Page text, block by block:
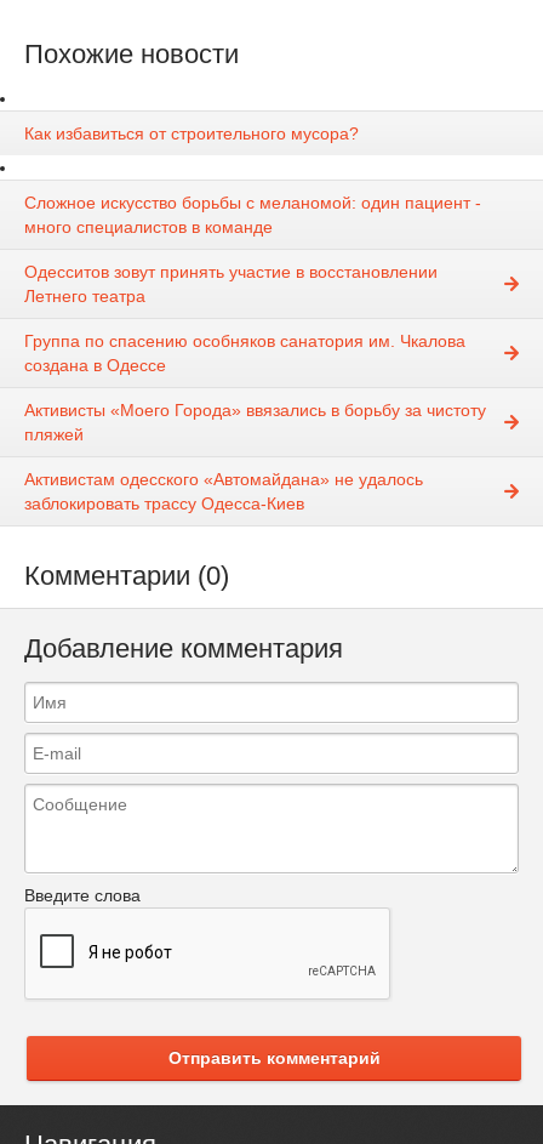
Похожие новости
Как избавиться от строительного мусора?
Сложное искусство борьбы с меланомой: один пациент -
много специалистов в команде
Одесситов зовут принять участие в восстановлении
Летнего театра
Группа по спасению особняков санатория им. Чкалова
создана в Одессе
Активисты «Моего Города» ввязались в борьбу за чистоту
пляжей
Активистам одесского «Автомайдана» не удалось
заблокировать трассу Одесса-Киев
Комментарии (0)
Добавление комментария
Введите слова
Отправить комментарий